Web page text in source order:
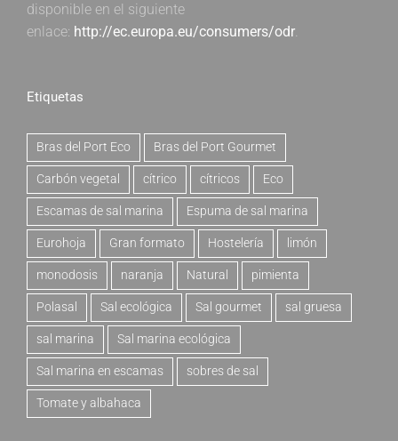
disponible en el siguiente
enlace: http://ec.europa.eu/consumers/odr.
Etiquetas
Bras del Port Eco Bras del Port Gourmet
Carbón vegetal cítrico cítricos Eco
Escamas de sal marina Espuma de sal marina
Eurohoja Gran formato Hostelería limón
monodosis naranja Natural pimienta
Polasal Sal ecológica Sal gourmet sal gruesa
sal marina Sal marina ecológica
Sal marina en escamas sobres de sal
Tomate y albahaca